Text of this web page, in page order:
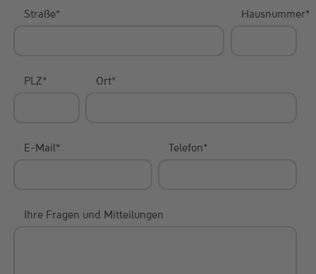
Straße* Hausnummer*
PLZ* Ort*
E-Mail* Telefon*
Ihre Fragen und Mitteilungen